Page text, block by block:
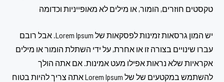
טקסטים חוזרים, הומור, או מילים לא מאופייניות וכדומה
יש המון גרסאות זמינות לפסקאות של Lorem Ipsum. אבל רובם
עברו שינויים בצורה זו או אחרת, על ידי השתלת הומור או מילים
אקראיות שלא נראות אפילו מעט אמינות. אם אתה הולך
להשתמש במקטעים של של Lorem Ipsum אתה צריך להיות בטוח